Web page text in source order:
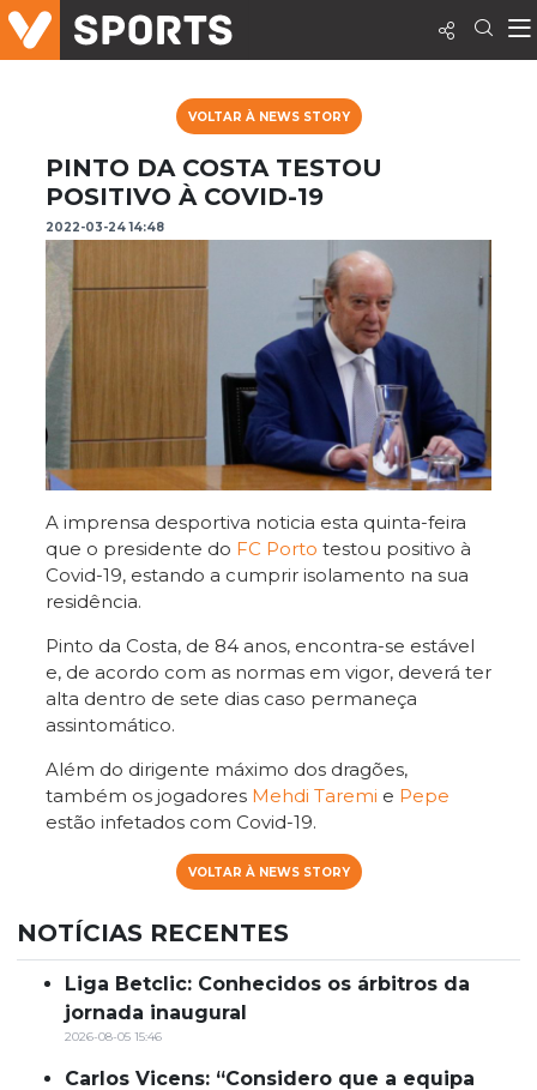
VOLTAR À NEWS STORY
PINTO DA COSTA TESTOU
POSITIVO À COVID-19
2022-03-24 14:48
A imprensa desportiva noticia esta quinta-feira
que o presidente do FC Porto testou positivo à
Covid-19, estando a cumprir isolamento na sua
residência.
Pinto da Costa, de 84 anos, encontra-se estável
e, de acordo com as normas em vigor, deverá ter
alta dentro de sete dias caso permaneça
assintomático.
Além do dirigente máximo dos dragões,
também os jogadores Mehdi Taremi e Pepe
estão infetados com Covid-19.
VOLTAR À NEWS STORY
NOTÍCIAS RECENTES
Liga Betclic: Conhecidos os árbitros da
jornada inaugural
2026-08-05 15:46
Carlos Vicens: “Considero que a equipa